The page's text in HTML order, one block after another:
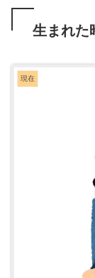
生まれた
現在